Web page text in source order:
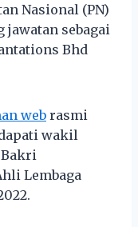
Nasional (PN)
sebagai
Bhd
web rasmi
wakil
Lembaga